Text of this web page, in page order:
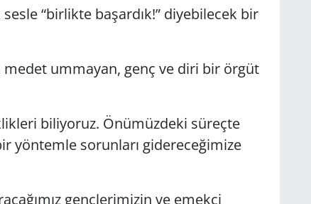
“birlikte başardık!” diyebilecek bir
medet ummayan, genç ve diri bir örgüt
biliyoruz. Önümüzdeki süreçte
yöntemle sorunları gidereceğimize
gençlerimizin ve emekçi